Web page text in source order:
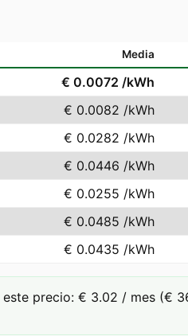
Media
€ 0.0072 /kWh
€ 0.0082 /kWh
€ 0.0282 /kWh
€ 0.0446 /kWh
€ 0.0255 /kWh
€ 0.0485 /kWh
€ 0.0435 /kWh
precio: € 3.02 / mes (€